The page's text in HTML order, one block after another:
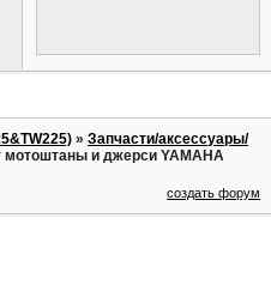
»Запчасти/аксессуары/
мотоштаны и джерси YAMAHA
создать форум